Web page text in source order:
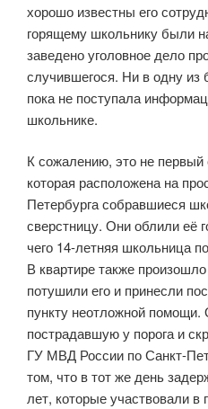
хорошо известны его
горящему школьнику были
заведено уголовное дело
случившегося. Ни в одну из
пока не поступала
школьнике.
К сожалению, это не первый
которая расположена на
Петербурга собравшиеся
сверстницу. Они облили её
чего 14-летняя школьница
В квартире также
потушили его и принесли
пункту неотложной помощи.
пострадавшую у порога и
ГУ МВД России по Санкт-
том, что в тот же день
лет, которые участвовали в